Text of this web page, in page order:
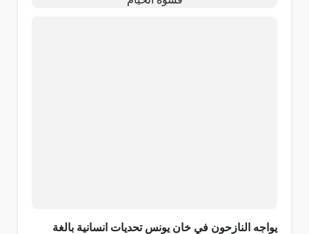
يواجه النازحون في خان يونس تحديات انسانية بالغة